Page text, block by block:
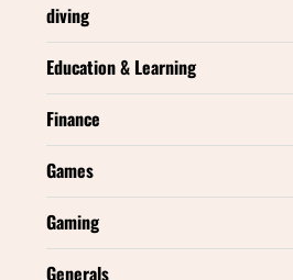
diving
Education & Learning
Finance
Games
Gaming
Generals